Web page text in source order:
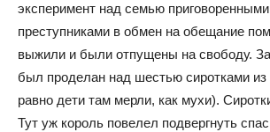
эксперимент над семью
преступниками в обмен на обещание
выжили и были отпущены на свободу.
был проделан над шестью сиротками из
равно дети там мерли, как мухи).
Тут уж король повелел подвергнуть